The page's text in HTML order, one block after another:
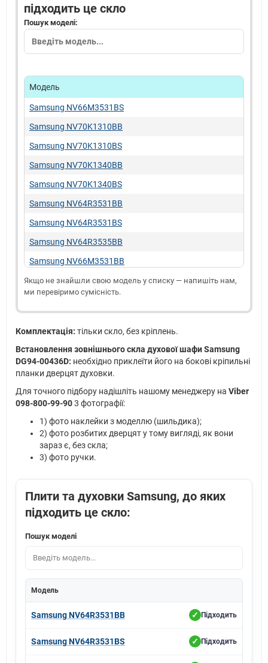
підходить це скло
Пошук моделі:
Модель
Samsung NV66M3531BS
Samsung NV70K1310BB
Samsung NV70K1310BS
Samsung NV70K1340BB
Samsung NV70K1340BS
Samsung NV64R3531BB
Samsung NV64R3531BS
Samsung NV64R3535BB
Samsung NV66M3531BB
Samsung NV66M3535BB
Samsung NV68A1110BB
Samsung NV68A1110RB
Samsung NV68A1110RS
Samsung NV68A1140BB
Samsung NV68A1140BK
Samsung NV68A1140RS
Samsung NV68A1145CK
Samsung NV68A1145RK
Samsung NV68A1145RS
Samsung NV68R1340BB
Samsung NV68R2325RS
Якщо не знайшли свою модель у списку — напишіть нам,
ми перевіримо сумісність.
Комплектація: тільки скло, без кріплень.
Встановлення зовнішнього скла духової шафи Samsung
DG94-00436D: необхідно приклеїти його на бокові кріпильні
планки дверцят духовки.
Для точного підбору надішліть нашому менеджеру на Viber
098-800-99-903 фотографії:
1) фото наклейки з моделлю (шильдика);
2) фото розбитих дверцят у тому вигляді, як вони
зараз є, без скла;
3) фото ручки.
Плити та духовки Samsung, до яких
підходить це скло:
Пошук моделі
Модель
Підходить
Samsung NV64R3531BB Підходить
Samsung NV64R3531BS Підходить